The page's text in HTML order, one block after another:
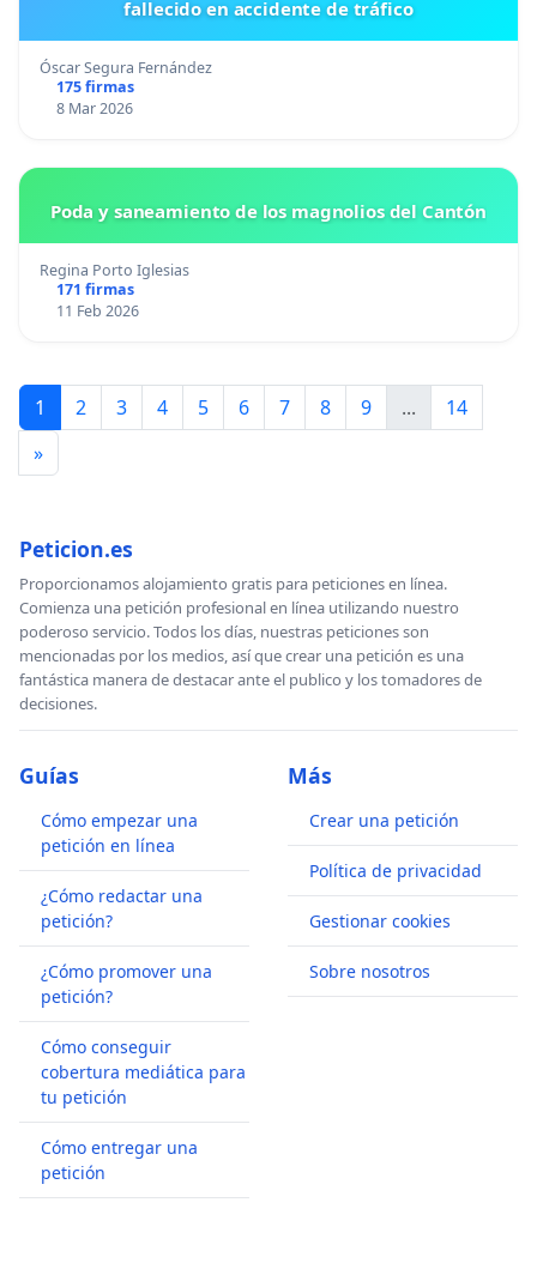
fallecido en accidente de tráfico
Óscar Segura Fernández
175 firmas
8 Mar 2026
Poda y saneamiento de los magnolios del Cantón
Regina Porto Iglesias
171 firmas
11 Feb 2026
1 2 3 4 5 6 7 8 9 ...
14
»
Peticion.es
Proporcionamos alojamiento gratis para peticiones en línea.
Comienza una petición profesional en línea utilizando nuestro
poderoso servicio. Todos los días, nuestras peticiones son
mencionadas por los medios, así que crear una petición es una
fantástica manera de destacar ante el publico y los tomadores de
decisiones.
Guías
Cómo empezar una
petición en línea
¿Cómo redactar una
petición?
¿Cómo promover una
petición?
Cómo conseguir
cobertura mediática para
tu petición
Cómo entregar una
petición
Más
Crear una petición
Política de privacidad
Gestionar cookies
Sobre nosotros